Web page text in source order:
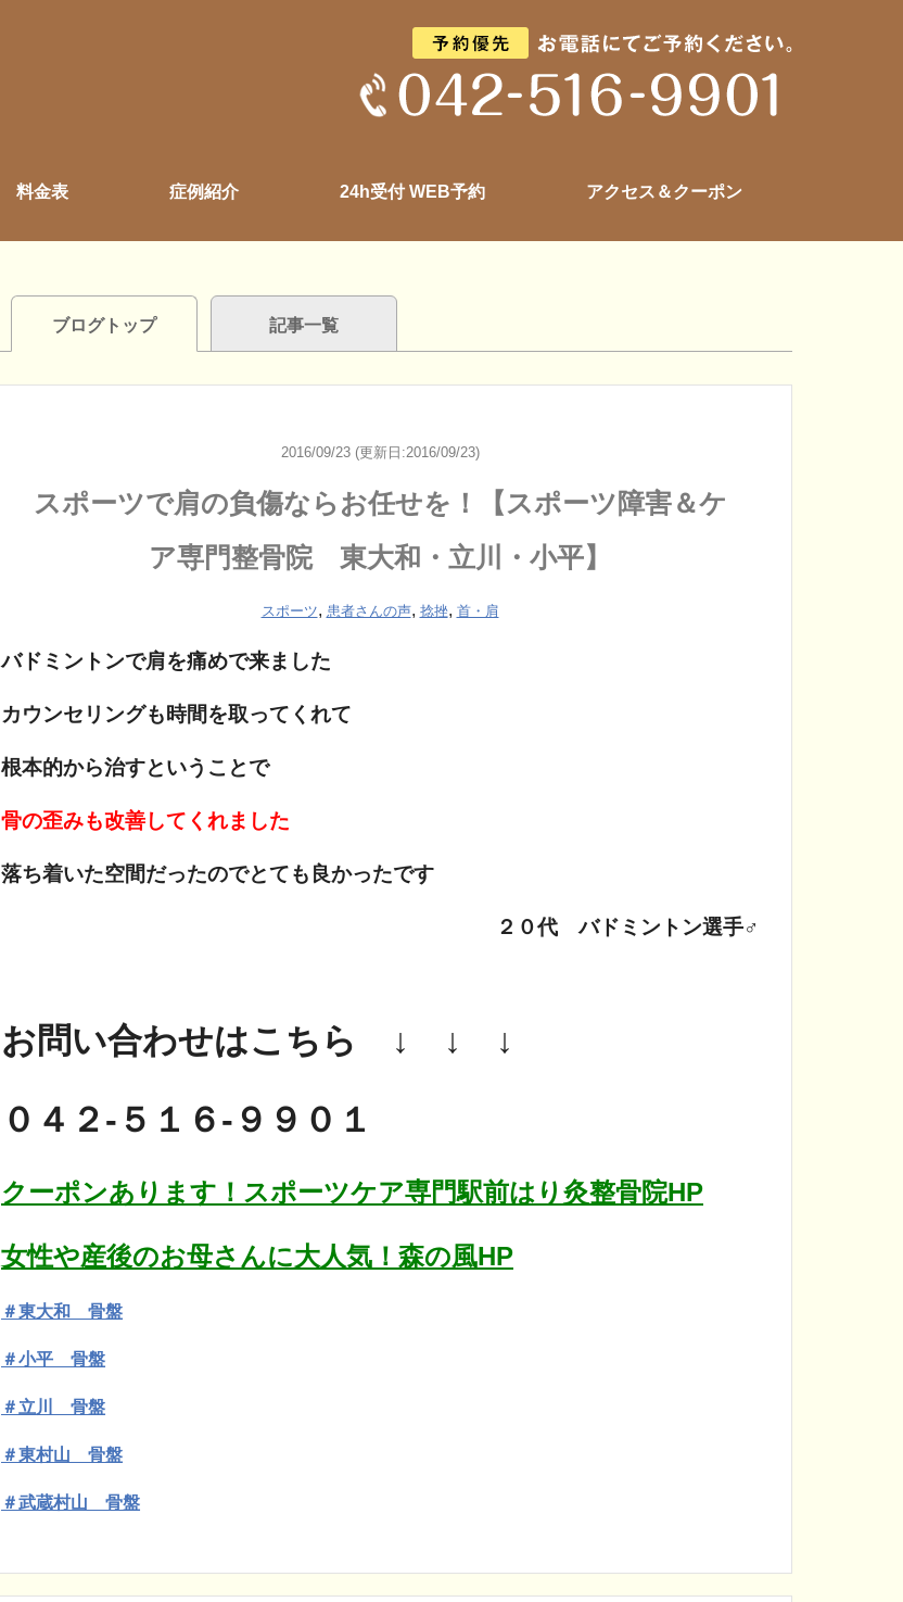
料金表 症例紹介 24h受付 WEB予約 アクセス＆クーポン
ブログトップ 記事一覧
2016/09/23 (更新日:2016/09/23)
スポーツで肩の負傷ならお任せを！【スポーツ障害＆ケ
ア専門整骨院 東大和・立川・小平】
スポーツ, 患者さんの声, 捻挫, 首・肩
バドミントンで肩を痛めで来ました
カウンセリングも時間を取ってくれて
根本的から治すということで
骨の歪みも改善してくれました
落ち着いた空間だったのでとても良かったです
２０代 バドミントン選手♂
お問い合わせはこちら ↓ ↓ ↓
０４２-５１６-９９０１
クーポンあります！スポーツケア専門駅前はり灸整骨院HP
女性や産後のお母さんに大人気！森の風HP
＃東大和 骨盤
＃小平 骨盤
＃立川 骨盤
＃東村山 骨盤
＃武蔵村山 骨盤